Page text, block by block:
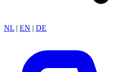
NL | EN | DE